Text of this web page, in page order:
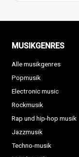
MUSIKGENRES
Alle musikgenres
Popmusik
Electronic music
Rockmusik
Rap und hip-hop musik
Jazzmusik
Techno-musik